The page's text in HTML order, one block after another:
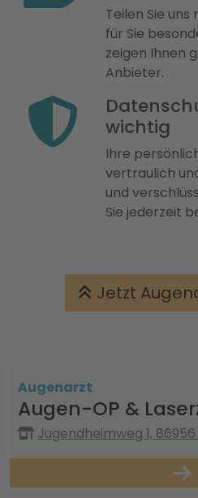
Teilen Sie
für Sie
zeigen Ihnen
Anbieter.
wichtig
Ihre
vertraulich
und
Sie jederzeit
Jetzt
Augenarzt
Augen-OP &
Jugendheimweg 1,